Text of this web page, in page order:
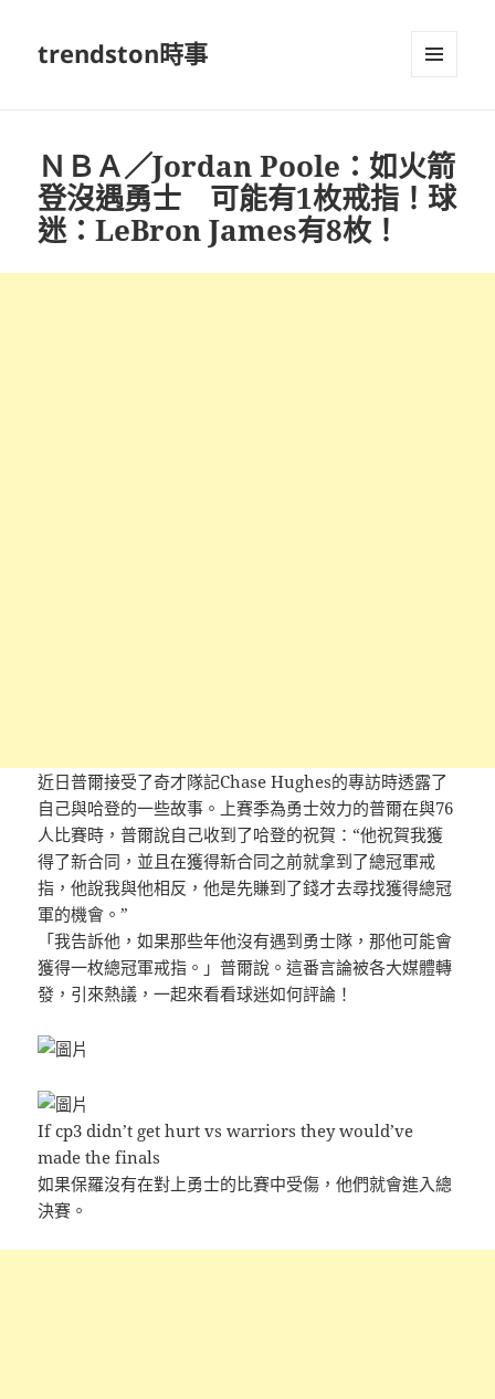
trendston時事
ＮＢＡ／Jordan Poole：如火箭
登沒遇勇士 可能有1枚戒指！球
迷：LeBron James有8枚！
近日普爾接受了奇才隊記Chase Hughes的專訪時透露了
自己與哈登的一些故事。上賽季為勇士效力的普爾在與76
人比賽時，普爾說自己收到了哈登的祝賀：“他祝賀我獲
得了新合同，並且在獲得新合同之前就拿到了總冠軍戒
指，他說我與他相反，他是先賺到了錢才去尋找獲得總冠
軍的機會。”
「我告訴他，如果那些年他沒有遇到勇士隊，那他可能會
獲得一枚總冠軍戒指。」普爾說。這番言論被各大媒體轉
發，引來熱議，一起來看看球迷如何評論！
If cp3 didn’t get hurt vs warriors they would’ve
made the finals
如果保羅沒有在對上勇士的比賽中受傷，他們就會進入總
決賽。